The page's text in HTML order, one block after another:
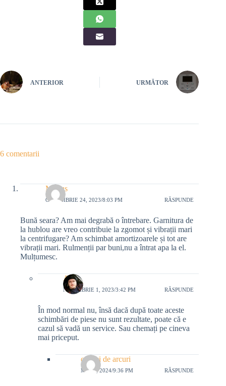
ANTERIOR URMĂTOR
6 comentarii
Marius
OCTOMBRIE 24, 2023/8:03 PM RĂSPUNDE
Bună seara? Am mai degrabă o întrebare. Garnitura de
la hublou are vreo contribuie la zgomot și vibrații mari
la centrifugare? Am schimbat amortizoarele și tot are
vibrații mari. Rulmenții par buni,nu a întrat apa la el.
Mulțumesc.
Adi
NOIEMBRIE 1, 2023/3:42 PM RĂSPUNDE
În mod normal nu, însă dacă după toate aceste
schimbări de piese nu sunt rezultate, poate că e
cazul să vadă un service. Sau chemați pe cineva
mai priceput.
ce zici de arcuri
MAI 7, 2024/9:36 PM RĂSPUNDE